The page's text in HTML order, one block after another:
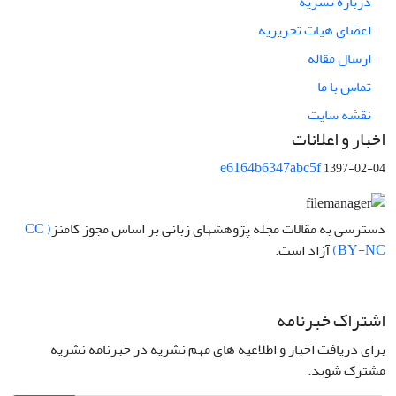
اعضای هیات تحریریه
ارسال مقاله
تماس با ما
نقشه سایت
اخبار و اعلانات
e6164b6347abc5f1397-02-04
دسترسی به مقالات مجله پژوهشهای زبانی بر اساس مجوز کامنز ( CC
BY-NC) آزاد است.
اشتراک خبرنامه
برای دریافت اخبار و اطلاعیه های مهم نشریه در خبرنامه نشریه
مشترک شوید.